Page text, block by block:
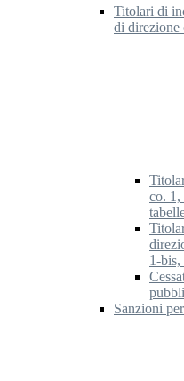
Titolari di
di direzione
co. 1,
1-
Sanzioni